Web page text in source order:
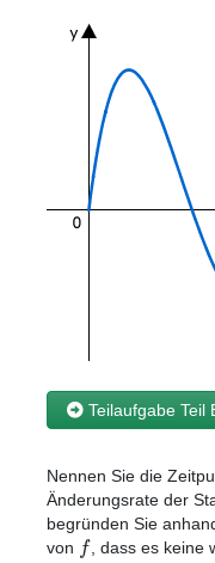
Teilaufgabe Teil
Nennen Sie die
Änderungsrate der
begründen Sie
von f, dass es keine